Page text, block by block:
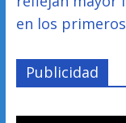
en los
Publicidad